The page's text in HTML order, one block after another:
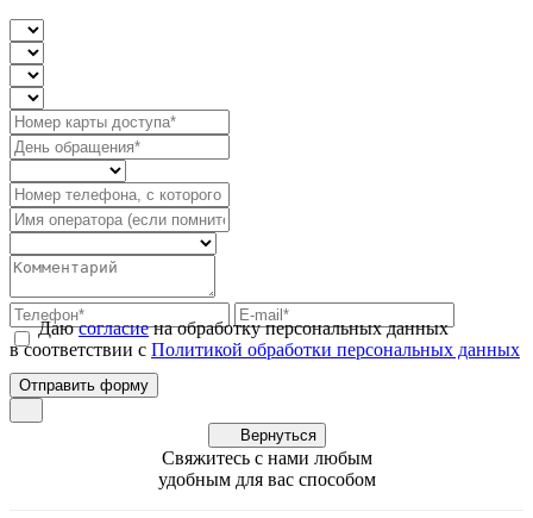
Даюсогласиена обработку персональных данных
в соответствии с Политикой обработки персональных данных
Вернуться
Свяжитесь с нами любым
удобным для вас способом